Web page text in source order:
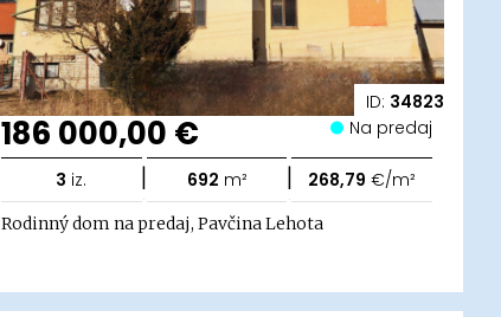
ID: 34823
186 000,00 € Na predaj
3 iz. | 692 m² | 268,79 €/m²
Rodinný dom na predaj, Pavčina Lehota